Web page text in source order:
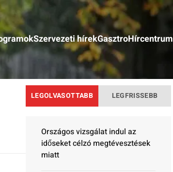
Szervezeti hírekGasztroHírcentrum
LEGOLVASOTTABB LEGFRISSEBB
Országos vizsgálat indul az
időseket célzó megtévesztések
miatt